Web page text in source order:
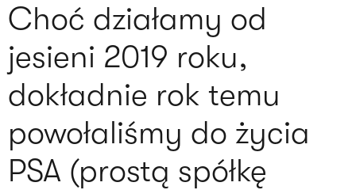
Choć działamy od
jesieni 2019 roku,
dokładnie rok temu
powołaliśmy do życia
PSA (prostą spółkę